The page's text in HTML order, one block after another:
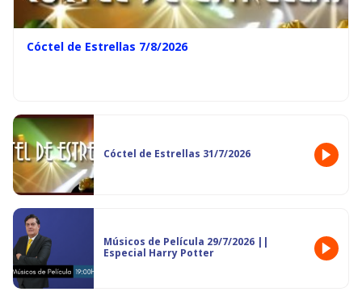
Cóctel de Estrellas 7/8/2026
Cóctel de Estrellas 31/7/2026
Músicos de Película 29/7/2026 ||
Especial Harry Potter